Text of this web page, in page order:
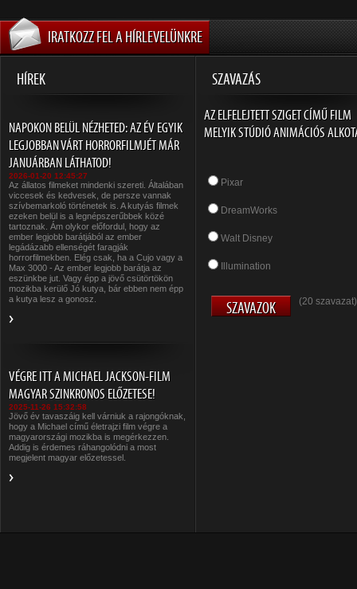
IRATKOZZ FEL A HÍRLEVELÜNKRE
HÍREK SZAVAZÁS
NAPOKON BELÜL NÉZHETED: AZ ÉV EGYIK
LEGJOBBAN VÁRT HORRORFILMJÉT MÁR
JANUÁRBAN LÁTHATOD!
2026-01-20 12:45:27
Az állatos filmeket mindenki szereti. Általában
viccesek és kedvesek, de persze vannak
szívbemarkoló történetek is. A kutyás filmek
ezeken belül is a legnépszerűbbek közé
tartoznak. Ám olykor előfordul, hogy az
ember legjobb barátjából az ember
legádázabb ellenségét faragják
horrorfilmekben. Elég csak, ha a Cujo vagy a
Max 3000 - Az ember legjobb barátja az
eszünkbe jut. Vagy épp a jövő csütörtökön
mozikba kerülő Jó kutya, bár ebben nem épp
a kutya lesz a gonosz.
VÉGRE ITT A MICHAEL JACKSON-FILM
MAGYAR SZINKRONOS ELŐZETESE!
2025-11-26 15:32:58
Jövő év tavaszáig kell várniuk a rajongóknak,
hogy a Michael című életrajzi film végre a
magyarországi mozikba is megérkezzen.
Addig is érdemes ráhangolódni a most
megjelent magyar előzetessel.
AZ ELFELEJTETT SZIGET CÍMŰ FILM
MELYIK STÚDIÓ ANIMÁCIÓS
Pixar
DreamWorks
Walt Disney
Illumination
(20 szavazat)